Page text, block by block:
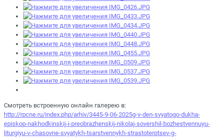
Смотреть встроенную онлайн галерею в:
http://rpcne.ru/index.php/arhiv/3445-9-06-2025g-v-den-svyatogo-dukha-
episkop-nakhodkinskij-i-preobrazhenskij-nikolaj-sovershil-bozhestvennuyu-
liturgiyu-v-chasovne-svyatykh-tsarstvennykh-strastoterptsev-g-